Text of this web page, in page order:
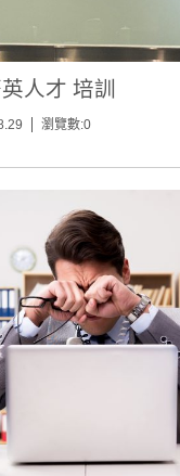
人才 培訓
瀏覽數:0